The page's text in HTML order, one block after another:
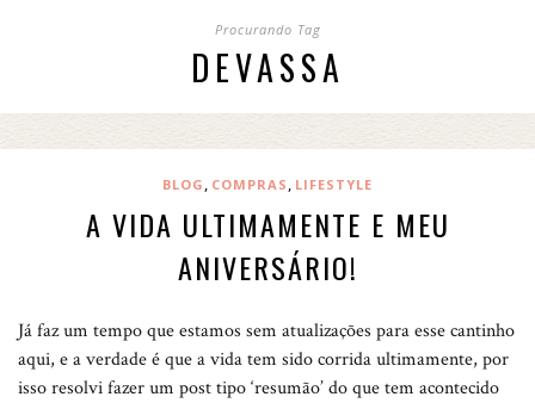
Procurando Tag
DEVASSA
BLOG , COMPRAS , LIFESTYLE
A VIDA ULTIMAMENTE E MEU
ANIVERSÁRIO!
Já faz um tempo que estamos sem atualizações para esse cantinho
aqui, e a verdade é que a vida tem sido corrida ultimamente, por
isso resolvi fazer um post tipo ‘resumão’ do que tem acontecido